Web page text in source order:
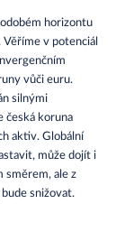
horizontu
v potenciál
vůči euru.
silnými
česká koruna
aktiv. Globální
může dojít i
směrem, ale z
snižovat.